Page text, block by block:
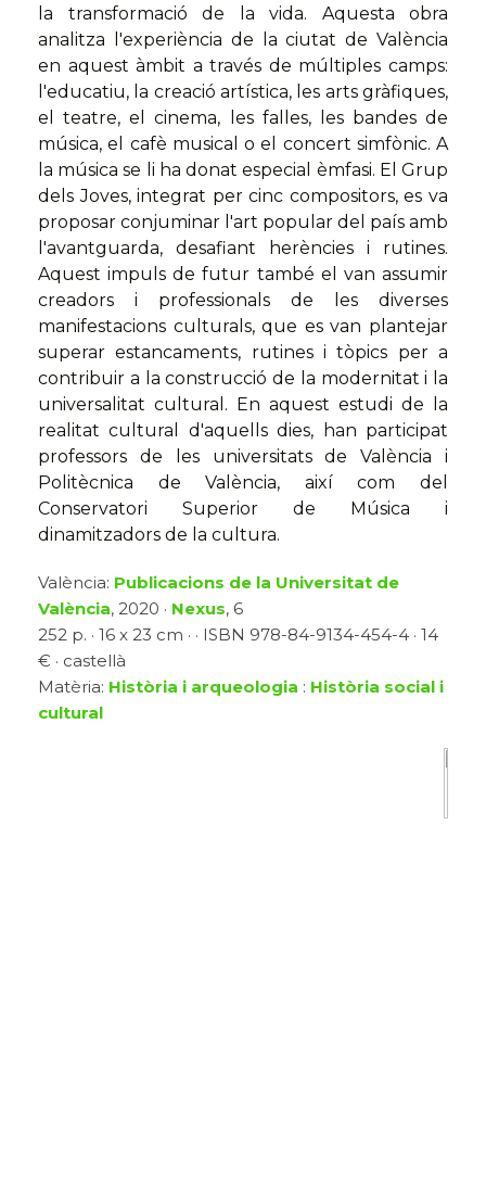
la transformació de la vida. Aquesta obra
analitza l'experiència de la ciutat de València
en aquest àmbit a través de múltiples camps:
l'educatiu, la creació artística, les arts gràfiques,
el teatre, el cinema, les falles, les bandes de
música, el cafè musical o el concert simfònic. A
la música se li ha donat especial èmfasi. El Grup
dels Joves, integrat per cinc compositors, es va
proposar conjuminar l'art popular del país amb
l'avantguarda, desafiant herències i rutines.
Aquest impuls de futur també el van assumir
creadors i professionals de les diverses
manifestacions culturals, que es van plantejar
superar estancaments, rutines i tòpics per a
contribuir a la construcció de la modernitat i la
universalitat cultural. En aquest estudi de la
realitat cultural d'aquells dies, han participat
professors de les universitats de València i
Politècnica de València, així com del
Conservatori Superior de Música i
dinamitzadors de la cultura.
València: Publicacions de la Universitat de
València, 2020 · Nexus, 6
252 p. · 16 x 23 cm · · ISBN 978-84-9134-454-4 · 14
€ · castellà
Matèria: Història i arqueologia : Història social i
cultural